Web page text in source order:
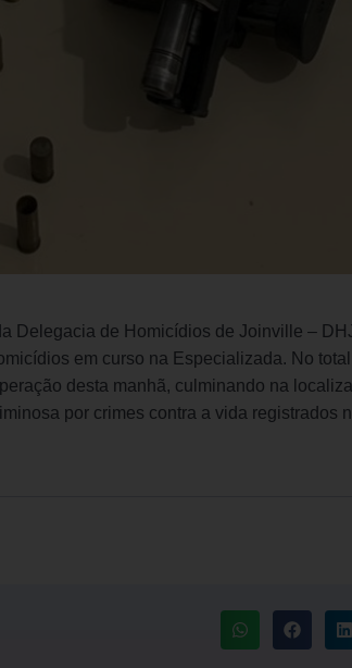
Delegacia de Homicídios de Joinville –
em curso na Especializada. No
desta manhã, culminando na
por crimes contra a vida registrados